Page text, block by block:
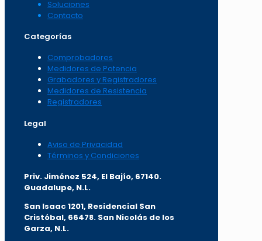
Soluciones
Contacto
Categorías
Comprobadores
Medidores de Potencia
Grabadores y Registradores
Medidores de Resistencia
Registradores
Legal
Aviso de Privacidad
Términos y Condiciones
Priv. Jiménez 524, El Bajío, 67140.
Guadalupe, N.L.
San Isaac 1201, Residencial San
Cristóbal, 66478. San Nicolás de los
Garza, N.L.